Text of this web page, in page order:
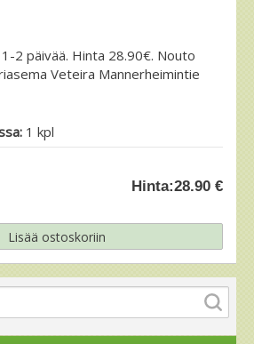
2 päivää. Hinta 28.90€. Nouto
Veteira Mannerheimintie
1 kpl
Hinta:28.90 €